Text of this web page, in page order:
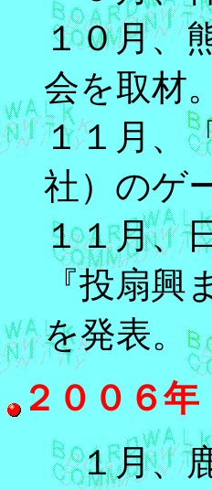
１０月、
会を取材。
１１月、
社）のゲ
１１月、
『投扇
を発表。
２００６
１月、鹿